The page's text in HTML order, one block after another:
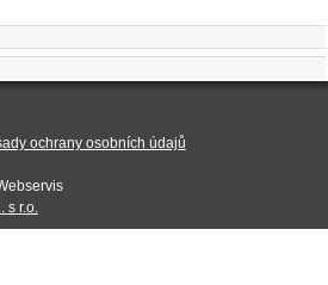
ochrany osobních údajů
s r.o.